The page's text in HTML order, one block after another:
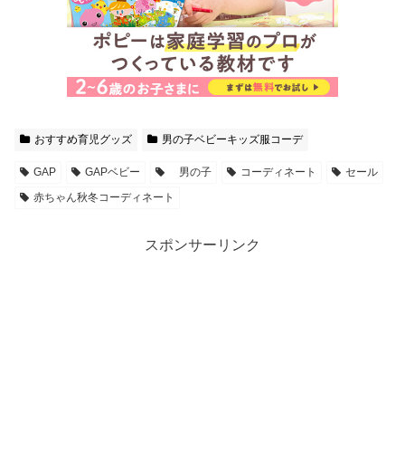
おすすめ育児グッズ 男の子ベビーキッズ服コーデ
GAP GAPベビー 男の子 コーディネート
セール
赤ちゃん秋冬コーディネート
スポンサーリンク